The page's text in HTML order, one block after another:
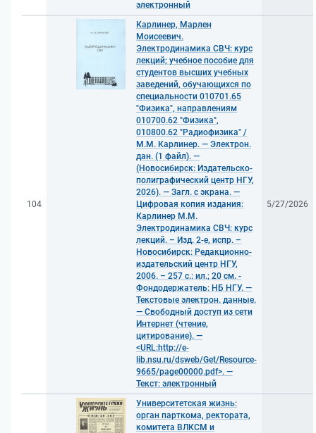
электронный
104
Карлинер, Марлен
Моисеевич.
Электродинамика СВЧ: курс
лекций; учебное пособие для
студентов высших учебных
заведений, обучающихся по
специальности 010701.65
"Физика", направлениям
010700.62 "Физика",
010800.62 "Радиофизика" /
М.М. Карлинер. — Электрон.
дан. (1 файл). —
(Новосибирск: Издательско-
полиграфический центр НГУ,
2026). — Загл. с экрана. —
Цифровая копия издания:
Карлинер М.М.
Электродинамика СВЧ: курс
лекций. – Изд. 2-е, испр. –
Новосибирск: Редакционно-
издательский центр НГУ,
2006. – 257 с.: ил.; 20 см. -
Фондодержатель: НБ НГУ. —
Текстовые электрон. данные.
— Свободный доступ из сети
Интернет (чтение,
цитирование). —
<URL:http://e-
lib.nsu.ru/dsweb/Get/Resource-
9665/page00000.pdf>. —
Текст: электронный
5/27/2026
Университетская жизнь:
орган парткома, ректората,
комитета ВЛКСМ и